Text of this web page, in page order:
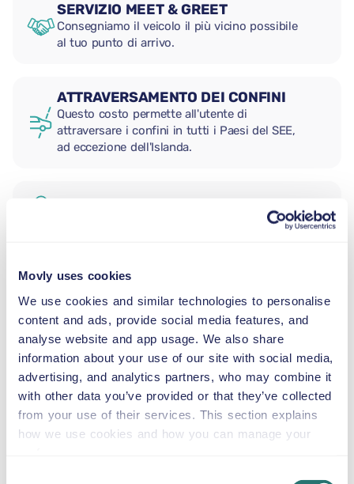
Movly uses cookies
We use cookies and similar technologies to personalise
content and ads, provide social media features, and
analyse website and app usage. We also share
information about your use of our site with social media,
advertising, and analytics partners, who may combine it
with other data you’ve provided or that they’ve collected
from your use of their services. This section explains
how we use cookies and how you can manage your
SERVIZIO MEET & GREET
Consegniamo il veicolo il più vicino possibile
al tuo punto di arrivo.
ATTRAVERSAMENTO DEI CONFINI
Questo costo permette all'utente di
attraversare i confini in tutti i Paesi del SEE,
ad eccezione dell'Islanda.
SEGGIOLINO NEONATO
SEGGIOLINO PER BAMBINI
9–18 kg
SEGGIOLINO ALZABIMBO
15–36 kg